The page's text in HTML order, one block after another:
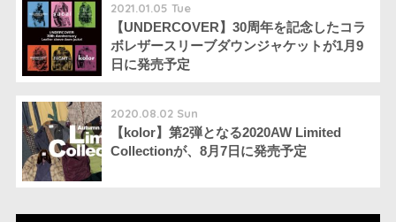
2021.01.05 Tue
【UNDERCOVER】30周年を記念したコラ
ボレザースリーブダウンジャケットが1月9
日に発売予定
2020.08.02 Sun
【kolor】第2弾となる2020AW Limited
Collectionが、8月7日に発売予定